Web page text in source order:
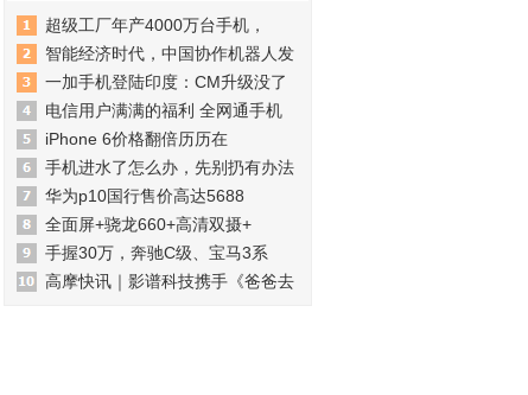
超级工厂年产4000万台手机，
智能经济时代，中国协作机器人发
一加手机登陆印度：CM升级没了
电信用户满满的福利 全网通手机
iPhone 6价格翻倍历历在
手机进水了怎么办，先别扔有办法
华为p10国行售价高达5688
全面屏+骁龙660+高清双摄+
手握30万，奔驰C级、宝马3系
高摩快讯｜影谱科技携手《爸爸去